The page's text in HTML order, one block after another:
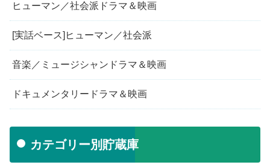
ヒューマン／社会派ドラマ＆映画
[実話ベース]ヒューマン／社会派
音楽／ミュージシャンドラマ＆映画
ドキュメンタリードラマ＆映画
カテゴリー別貯蔵庫